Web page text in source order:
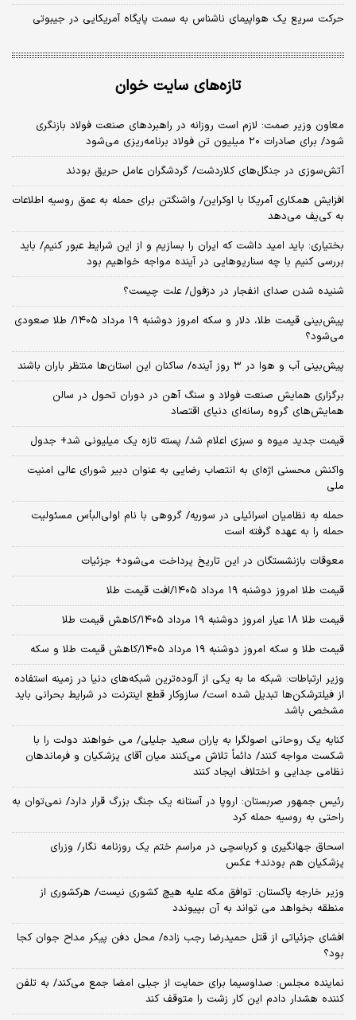
حرکت سریع یک هواپیمای ناشناس به سمت پایگاه آمریکایی در جیبوتی
تازه‌های سایت خوان
معاون وزیر صمت: لازم است روزانه در راهبردهای صنعت فولاد بازنگری
شود/ برای صادرات ۲۰ میلیون تن فولاد برنامه‌ریزی می‌شود
آتش‌سوزی در جنگل‌های کلاردشت/ گردشگران عامل حریق بودند
افزایش همکاری آمریکا با اوکراین/ واشنگتن برای حمله به عمق روسیه اطلاعات
به کی‌یف می‌دهد
بختیاری: باید امید داشت که ایران را بسازیم و از این شرایط عبور کنیم/ باید
بررسی کنیم با چه سناریوهایی در آینده مواجه خواهیم بود
شنیده شدن صدای انفجار در دزفول/ علت چیست؟
پیش‌بینی قیمت طلا، دلار و سکه امروز دوشنبه ۱۹ مرداد ۱۴۰۵/ طلا صعودی
می‌شود؟
پیش‌بینی آب و هوا در ۳ روز آینده/ ساکنان این استان‌ها منتظر باران باشند
برگزاری همایش صنعت فولاد و سنگ آهن در دوران تحول در سالن
همایش‌های گروه رسانه‌ای دنیای اقتصاد
قیمت جدید میوه و سبزی اعلام شد/ پسته تازه یک میلیونی شد+ جدول
واکنش محسنی اژه‌ای به انتصاب رضایی به عنوان دبیر شورای عالی امنیت
ملی
حمله به نظامیان اسرائیلی در سوریه/ گروهی با نام اولی‌البأس مسئولیت
حمله را به عهده گرفته است
معوقات بازنشستگان در این تاریخ پرداخت می‌شود+ جزئیات
قیمت طلا امروز دوشنبه ۱۹ مرداد ۱۴۰۵/افت قیمت طلا
قیمت طلا ۱۸ عیار امروز دوشنبه ۱۹ مرداد ۱۴۰۵/کاهش قیمت طلا
قیمت طلا و سکه امروز دوشنبه ۱۹ مرداد ۱۴۰۵/کاهش قیمت طلا و سکه
وزیر ارتباطات: شبکه ما به یکی از آلوده‌ترین شبکه‌های دنیا در زمینه استفاده
از فیلترشکن‌ها تبدیل شده است/ سازوکار قطع اینترنت در شرایط بحرانی باید
مشخص باشد
کنایه یک روحانی اصولگرا به یاران سعید جلیلی/ می خواهند دولت را با
شکست مواجه کنند/ دائماً تلاش می‌کنند میان آقای پزشکیان و فرماندهان
نظامی جدایی و اختلاف ایجاد کنند
رئیس جمهور صربستان: اروپا در آستانه یک جنگ بزرگ قرار دارد/ نمی‌توان به
راحتی به روسیه حمله کرد
اسحاق جهانگیری و کرباسچی در مراسم ختم یک روزنامه نگار/ وزرای
پزشکیان هم بودند+ عکس
وزیر خارجه پاکستان: توافق مکه علیه هیچ کشوری نیست/ هرکشوری از
منطقه بخواهد می تواند به آن بپیوندد
افشای جزئیاتی از قتل حمیدرضا رجب زاده/ محل دفن پیکر مداح جوان کجا
بود؟
نماینده مجلس: صداوسیما برای حمایت از جبلی امضا جمع می‌کند/ به تلفن
کننده هشدار دادم این کار زشت را متوقف کند